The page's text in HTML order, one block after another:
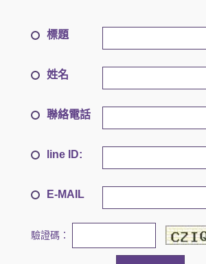
標題
姓名
聯絡電話
line ID:
E-MAIL
驗證碼：